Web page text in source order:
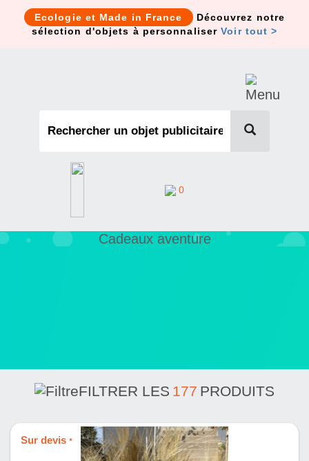
Ecologie et Made in France
Découvrez notre
sélection d'objets à personnaliserVoir tout >
0
Cadeaux aventure
FILTRER LES 177 PRODUITS
Sur devis *
Cookies management panel